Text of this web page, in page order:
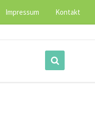
Impressum Kontakt